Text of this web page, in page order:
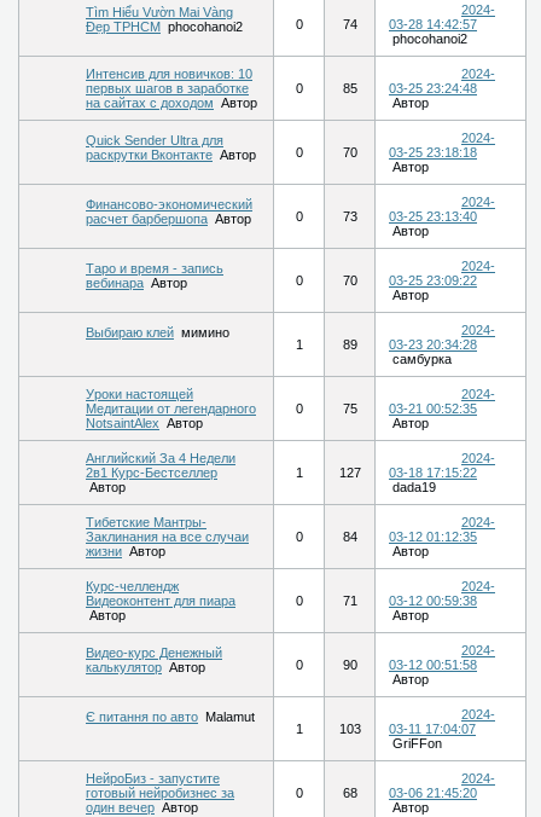
Tìm Hiểu Vườn Mai Vàng
Đẹp TPHCM phocohanoi2 0 74
2024-
03-28 14:42:57
phocohanoi2
Интенсив для новичков: 10
первых шагов в заработке
на сайтах с доходом Автор
0 85
2024-
03-25 23:24:48
Автор
Quick Sender Ultra для
раскрутки Вконтакте Автор 0 70
2024-
03-25 23:18:18
Автор
Финансово-экономический
расчет барбершопа Автор 0 73
2024-
03-25 23:13:40
Автор
Таро и время - запись
вебинара Автор 0 70
2024-
03-25 23:09:22
Автор
Выбираю клей мимино
1
89
2024-
03-23 20:34:28
самбурка
Уроки настоящей
Медитации от легендарного
NotsaintAlex Автор
0 75
2024-
03-21 00:52:35
Автор
Английский За 4 Недели
2в1 Курс-Бестселлер
Автор
1 127
2024-
03-18 17:15:22
dada19
Тибетские Мантры-
Заклинания на все случаи
жизни Автор
0 84
2024-
03-12 01:12:35
Автор
Курс-челлендж
Видеоконтент для пиара
Автор
0 71
2024-
03-12 00:59:38
Автор
Видео-курс Денежный
калькулятор Автор 0 90
2024-
03-12 00:51:58
Автор
Є питання по авто Malamut
1
103
2024-
03-11 17:04:07
GriFFon
НейроБиз - запустите
готовый нейробизнес за
один вечер Автор
0 68
2024-
03-06 21:45:20
Автор